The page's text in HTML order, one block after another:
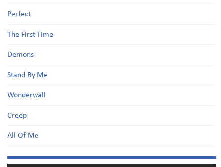
Perfect
The First Time
Demons
Stand By Me
Wonderwall
Creep
All Of Me